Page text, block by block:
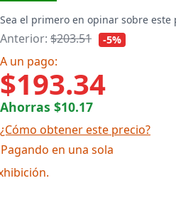
Sea el primero en opinar sobre este
Anterior: $203.51 -5%
A un pago:
$193.34
Ahorras $10.17
¿Cómo obtener este precio?
en una sola